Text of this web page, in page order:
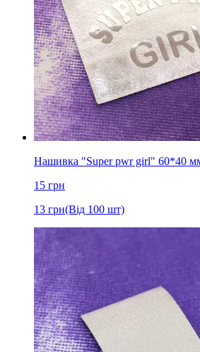
Нашивка "Super pwr girl" 60*40 мм
15 грн
13 грн(Від 100 шт)